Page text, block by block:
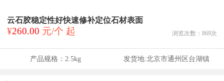
云石胶稳定性好快速修补定位石材表面
¥260.00 元/个 起 浏览次数： 869次
产品规格： 2.5kg 发货地:北京市通州区台湖镇